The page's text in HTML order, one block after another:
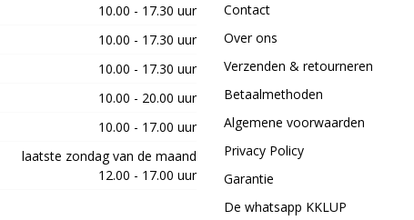
10.00 - 17.30 uur
10.00 - 17.30 uur
10.00 - 17.30 uur
10.00 - 20.00 uur
10.00 - 17.00 uur
laatste zondag van de maand
12.00 - 17.00 uur
Contact
Over ons
Verzenden & retourneren
Betaalmethoden
Algemene voorwaarden
Privacy Policy
Garantie
De whatsapp KKLUP